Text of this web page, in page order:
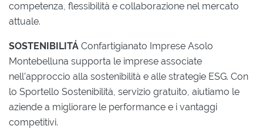
competenza, flessibilità e collaborazione nel mercato
attuale.
SOSTENIBILITÁ Confartigianato Imprese Asolo
Montebelluna supporta le imprese associate
nell’approccio alla sostenibilità e alle strategie ESG. Con
lo Sportello Sostenibilità, servizio gratuito, aiutiamo le
aziende a migliorare le performance e i vantaggi
competitivi.